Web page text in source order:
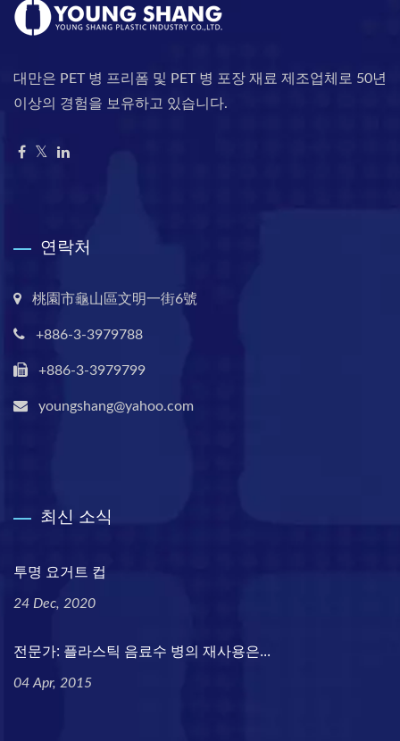
대만은 PET 병 프리폼 및 PET 병 포장 재료 제조업체로 50년
이상의 경험을 보유하고 있습니다.
연락처
桃園市龜山區文明一街6號
+886-3-3979788
+886-3-3979799
youngshang@yahoo.com
최신 소식
투명 요거트 컵
24 Dec, 2020
전문가: 플라스틱 음료수 병의 재사용은...
04 Apr, 2015